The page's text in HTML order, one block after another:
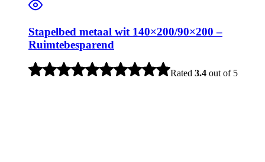
Stapelbed metaal wit 140×200/90×200 –
Ruimtebesparend
Rated 3.4 out of 5